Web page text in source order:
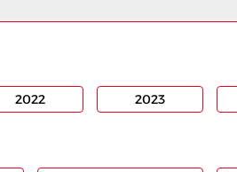
2023
2022